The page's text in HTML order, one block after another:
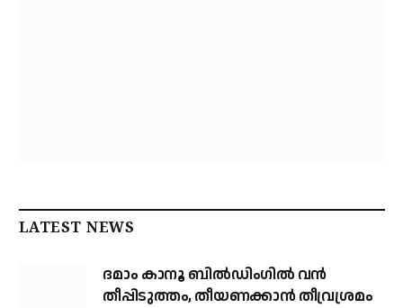
LATEST NEWS
ദമാം കാനൂ ബിൽഡിംഗിൽ വൻ
തീപ്പിടുത്തം, തീയണക്കാൻ തീവ്രശ്രമം